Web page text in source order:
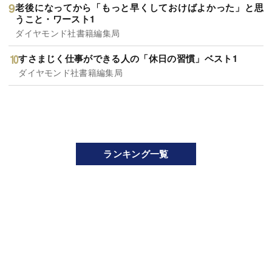
老後になってから「もっと早くしておけばよかった」と思
うこと・ワースト1
ダイヤモンド社書籍編集局
すさまじく仕事ができる人の「休日の習慣」ベスト1
ダイヤモンド社書籍編集局
ランキング一覧